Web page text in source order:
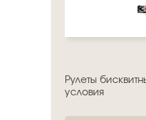
Рулеты
условия